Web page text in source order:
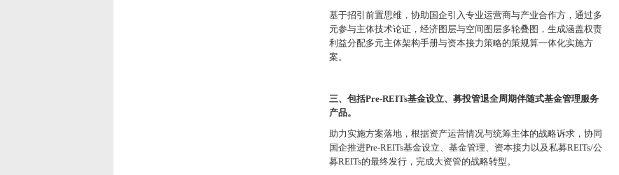
基于招引前置思维，协助国企引入专业运营商与产业合作方，通过多
元参与主体技术论证，经济图层与空间图层多轮叠图，生成涵盖权责
利益分配多元主体架构手册与资本接力策略的策规算一体化实施方
案。
三、包括Pre-REITs基金设立、募投管退全周期伴随式基金管理服务
产品。
助力实施方案落地，根据资产运营情况与统筹主体的战略诉求，协同
国企推进Pre-REITs基金设立、基金管理、资本接力以及私募REITs/公
募REITs的最终发行，完成大资管的战略转型。